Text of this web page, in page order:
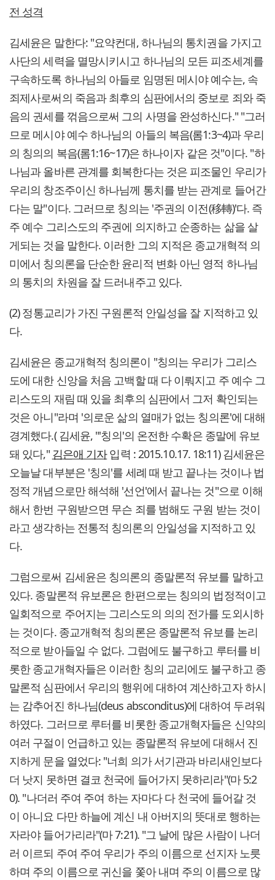
전 성격
김세윤은 말한다: "요약컨대, 하나님의 통치권을 가지고
사단의 세력을 멸망시키시고 하나님의 모든 피조세계를
구속하도록 하나님의 아들로 임명된 메시야 예수는, 속
죄제사로써의 죽음과 최후의 심판에서의 중보로 죄와 죽
음의 권세를 꺾음으로써 그의 사명을 완성하신다." "그러
므로 메시야 예수 하나님의 아들의 복음(롬1:3~4)과 우리
의 칭의의 복음(롬1:16~17)은 하나이자 같은 것"이다. "하
나님과 올바른 관계를 회복한다는 것은 피조물인 우리가
우리의 창조주이신 하나님께 통치를 받는 관계로 들어간
다는 말"이다. 그러므로 칭의는 '주권의 이전(移轉)'다. 즉
주 예수 그리스도의 주권에 의지하고 순종하는 삶을 살
게되는 것을 말한다. 이러한 그의 지적은 종교개혁적 의
미에서 칭의론을 단순한 윤리적 변화 아닌 영적 하나님
의 통치의 차원을 잘 드러내주고 있다.
(2) 정통교리가 가진 구원론적 안일성을 잘 지적하고 있
다.
김세윤은 종교개혁적 칭의론이 "칭의는 우리가 그리스
도에 대한 신앙을 처음 고백할 때 다 이뤄지고 주 예수 그
리스도의 재림 때 있을 최후의 심판에서 그저 확인되는
것은 아니"라며 '의로운 삶의 열매가 없는 칭의론'에 대해
경계했다.( 김세윤, "'칭의'의 온전한 수확은 종말에 유보
돼 있다,"김은애 기자입력 : 2015.10.17. 18:11) 김세윤은
오늘날 대부분은 '칭의'를 세례 때 받고 끝나는 것이나 법
정적 개념으로만 해석해 '선언'에서 끝나는 것"으로 이해
해서 한번 구원받으면 무슨 죄를 범해도 구원 받는 것이
라고 생각하는 전통적 칭의론의 안일성을 지적하고 있
다.
그럼으로써 김세윤은 칭의론의 종말론적 유보를 말하고
있다. 종말론적 유보론은 한편으로는 칭의의 법정적이고
일회적으로 주어지는 그리스도의 의의 전가를 도외시하
는 것이다. 종교개혁적 칭의론은 종말론적 유보를 논리
적으로 받아들일 수 없다. 그럼에도 불구하고 루터를 비
롯한 종교개혁자들은 이러한 칭의 교리에도 불구하고 종
말론적 심판에서 우리의 행위에 대하여 계산하고자 하시
는 감추어진 하나님(deus absconditus)에 대하여 두려워
하였다. 그러므로 루터를 비롯한 종교개혁자들은 신약의
여러 구절이 언급하고 있는 종말론적 유보에 대해서 진
지하게 문을 열었다: "너희 의가 서기관과 바리새인보다
더 낫지 못하면 결코 천국에 들어가지 못하리라"(마 5:2
0). "나더러 주여 주여 하는 자마다 다 천국에 들어갈 것
이 아니요 다만 하늘에 계신 내 아버지의 뜻대로 행하는
자라야 들어가리라"(마 7:21). "그 날에 많은 사람이 나더
러 이르되 주여 주여 우리가 주의 이름으로 선지자 노릇
하며 주의 이름으로 귀신을 쫓아 내며 주의 이름으로 많